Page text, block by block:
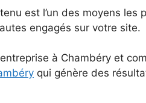
est l’un des moyens les
engagés sur votre site.
à Chambéry et
qui génère des